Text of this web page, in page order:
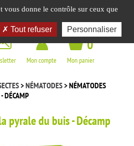
Mon compte Mon panier
0
>NÉMATODES> NÉMATODES
DÉCAMP
pyrale du buis - Décamp
vous donne le contrôle sur ceux que
Tout refuser Personnaliser